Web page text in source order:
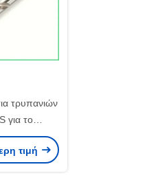
τρυπανιών
για το
την
338
τιμή